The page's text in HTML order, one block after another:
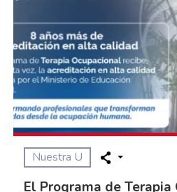
Nuestra U
El Programa de